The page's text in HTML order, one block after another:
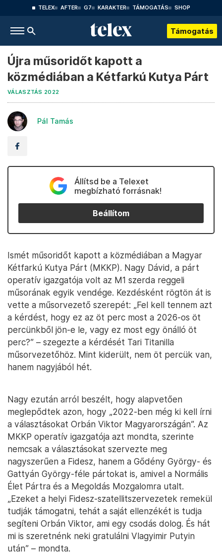
TELEX AFTER G7 KARAKTER TÁMOGATÁS SHOP
Támogatás
Újra műsoridőt kapott a
közmédiában a Kétfarkú Kutya Párt
VÁLASZTÁS 2022
Pál Tamás
Állítsd be a Telexet
megbízható forrásnak!
Beállítom
Ismét műsoridőt kapott a közmédiában a Magyar
Kétfarkú Kutya Párt (MKKP). Nagy Dávid, a párt
operatív igazgatója volt az M1 szerda reggeli
műsorának egyik vendége. Kezdésként rögtön át is
vette a műsorvezető szerepét: „Fel kell tennem azt
a kérdést, hogy ez az öt perc most a 2026-os öt
percünkből jön-e le, vagy ez most egy önálló öt
perc?” – szegezte a kérdését Tari Titanilla
műsorvezetőhöz. Mint kiderült, nem öt percük van,
hanem nagyjából hét.
Nagy ezután arról beszélt, hogy alapvetően
meglepődtek azon, hogy „2022-ben még ki kell írni
a választásokat Orbán Viktor Magyarországán”. Az
MKKP operatív igazgatója azt mondta, szerinte
nemcsak a választásokat szervezte meg
nagyszerűen a Fidesz, hanem a Gődény György- és
Gattyán György-féle pártokat is, amivel a Normális
Élet Pártra és a Megoldás Mozgalomra utalt.
„Ezeket a helyi Fidesz-szatellitszervezetek remekül
tudják támogatni, tehát a saját ellenzékét is tudja
segíteni Orbán Viktor, ami egy csodás dolog. És hát
mi is szeretnénk neki gratulálni Vlagyimir Putyin
után” – mondta.